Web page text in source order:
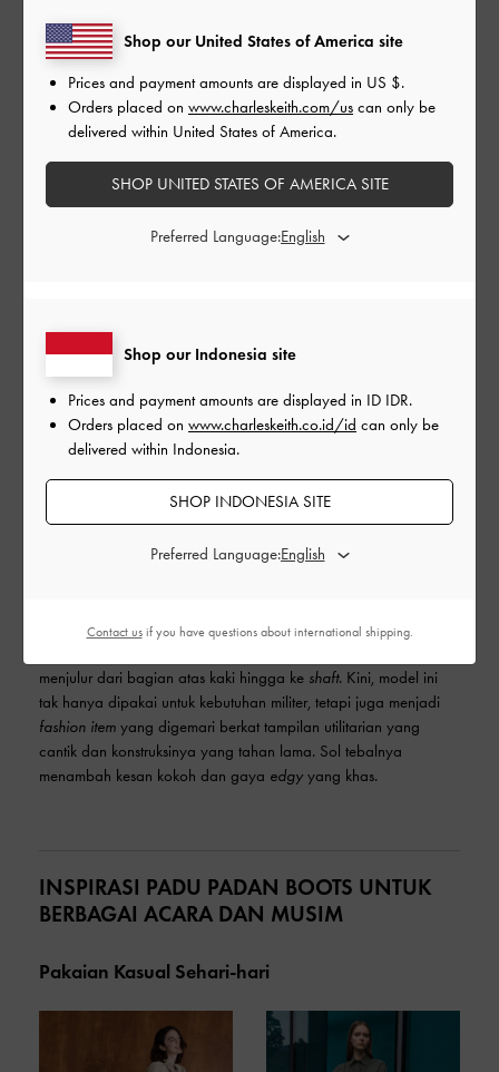
efek kaki yang lebih jenjang dan proporsional.
Combat Ankle Boots
Awalnya dirancang untuk keperluan militer,combat ankle boots
menjulur dari bagian atas kaki hingga ke shaft. Kini, model ini
tak hanya dipakai untuk kebutuhan militer, tetapi juga menjadi
fashion item yang digemari berkat tampilan utilitarian yang
cantik dan konstruksinya yang tahan lama. Sol tebalnya
menambah kesan kokoh dan gaya edgy yang khas.
INSPIRASI PADU PADAN BOOTS UNTUK
BERBAGAI ACARA DAN MUSIM
Pakaian Kasual Sehari-hari
Shop our Indonesia site
Prices and payment amounts are displayed in ID IDR.
Orders placed on www.charleskeith.co.id/id can only be
delivered within Indonesia.
SHOP INDONESIA SITE
Preferred Language:
Shop our United States of America site
Prices and payment amounts are displayed in US $.
Orders placed on www.charleskeith.com/us can only be
delivered within United States of America.
SHOP UNITED STATES OF AMERICA SITE
Preferred Language:
Contact usif you have questions about international shipping.